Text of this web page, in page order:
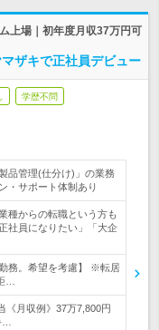
上場｜初年度月収37万円可
ザキで正社員デビュー
学歴不問
品管理(仕分け)」の業務
・サポート体制あり
種からの転職という方も
社員になりたい」「大企
務。希望を考慮】 ※転居
…
《月収例》37万7,800円